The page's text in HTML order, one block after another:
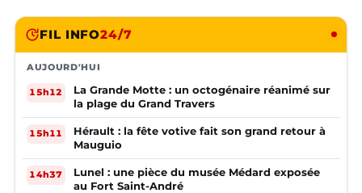
FIL INFO24/7
AUJOURD'HUI
15h12
La Grande Motte : un octogénaire réanimé sur
la plage du Grand Travers
15h11
Hérault : la fête votive fait son grand retour à
Mauguio
14h37
Lunel : une pièce du musée Médard exposée
au Fort Saint-André